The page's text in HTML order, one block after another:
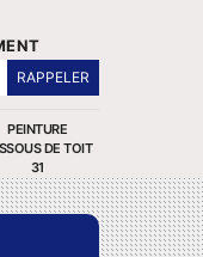
PEINTURE
DE TOIT
31